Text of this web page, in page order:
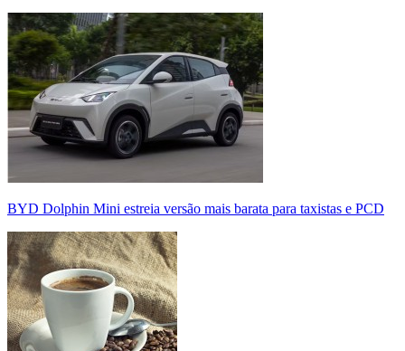
BYD Dolphin Mini estreia versão mais barata para taxistas e PCD